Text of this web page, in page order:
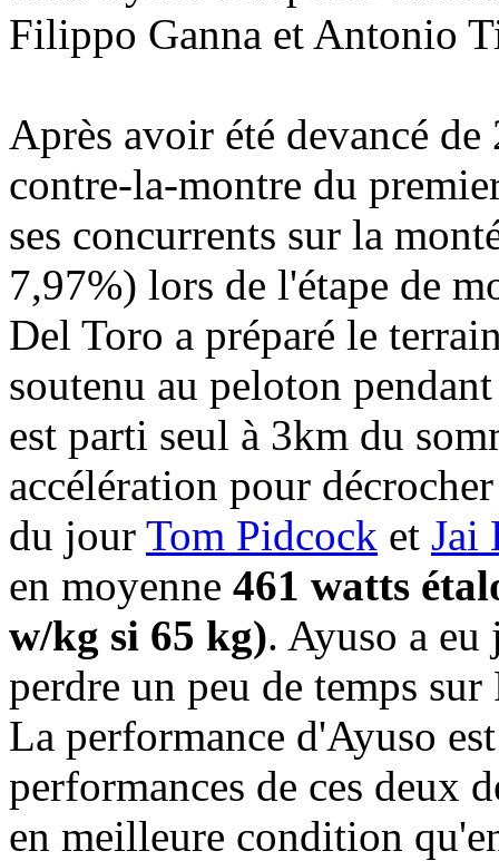
Filippo Ganna et Antonio
Après avoir été devancé
contre-la-montre du
ses concurrents sur la
7,97%) lors de l'étape de
Del Toro a préparé le
soutenu au peloton
est parti seul à 3km du
accélération pour
du jour Tom Pidcock et Jai
en moyenne 461 watts
w/kg si 65 kg). Ayuso a eu
perdre un peu de temps
La performance d'Ayuso
performances de ces deux
en meilleure condition